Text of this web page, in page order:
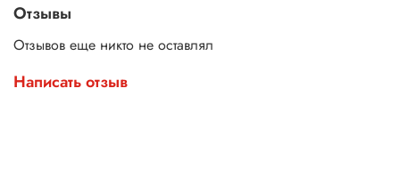
Отзывы
Отзывов еще никто не оставлял
Написать отзыв